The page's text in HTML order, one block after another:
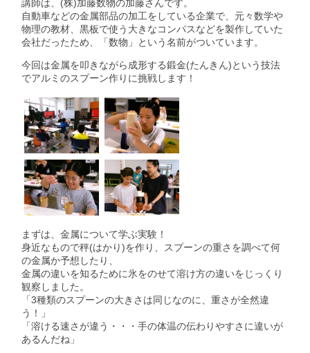
講師は、(株)加藤数物の加藤さんです。
自動車などの金属部品の加工をしている企業で、元々数学や
物理の教材、黒板で使う大きなコンパスなどを製作していた
会社だったため、「数物」という名前がついています。
今回は金属を叩きながら成形する鍛金(たんきん)という技法
でアルミのスプーン作りに挑戦します！
まずは、金属について学ぶ実験！
身近なもので秤(はかり)を作り、スプーンの重さを調べて何
の金属か予想したり、
金属の違いを知るために氷をのせて溶け方の違いをじっくり
観察しました。
「3種類のスプーンの大きさは同じなのに、重さが全然違
う！」
「溶ける速さが違う・・・手の体温の伝わりやすさに違いが
あるんだね」